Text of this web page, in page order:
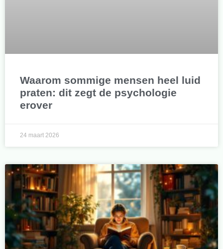
Waarom sommige mensen heel luid
praten: dit zegt de psychologie
erover
24 maart 2026